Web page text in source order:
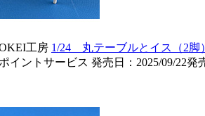
工房 1/24 丸テーブルとイス（2脚）
イントサービス 発売日：2025/09/22発